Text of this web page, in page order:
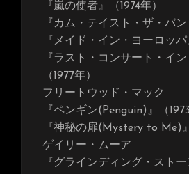
『嵐の使者』（1974年）
『カム・テイスト・ザ・バン
『メイド・イン・ヨーロッパ
『ラスト・コンサート・イン
（1977年）
フリートウッド・マック
『ペンギン(Penguin)』（1973
『神秘の扉(Mystery to Me)』
ゲイリー・ムーア
『グラインディング・ストー